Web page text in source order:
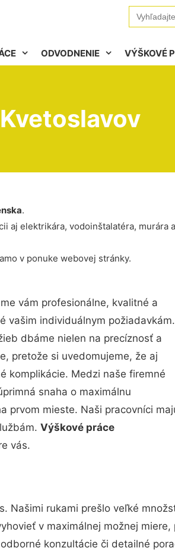
Search
for:
ODVODNENIE VÝŠKOVÉ
.
aj elektrikára, vodoinštalatéra, murára a
v ponuke webovej stránky.
vám profesionálne, kvalitné a
vašim individuálnym požiadavkám.
dbáme nielen na precíznosť a
pretože si uvedomujeme, že aj
komplikácie. Medzi naše firemné
snaha o maximálnu
prvom mieste. Naši pracovníci
Výškové práce
vás.
Našimi rukami prešlo veľké
v maximálnej možnej
konzultácie či detailné